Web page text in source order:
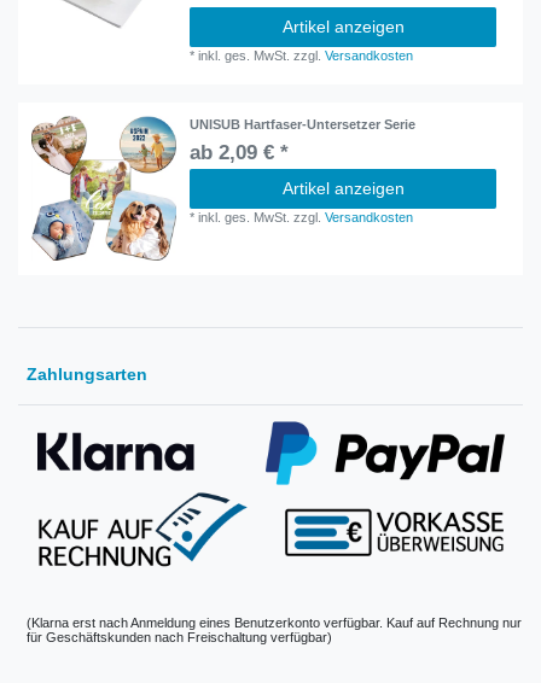
Artikel anzeigen
*inkl. ges. MwSt. zzgl.Versandkosten
UNISUB Hartfaser-Untersetzer Serie
ab 2,09 € *
Artikel anzeigen
*inkl. ges. MwSt. zzgl.Versandkosten
Zahlungsarten
(Klarna erst nach Anmeldung eines Benutzerkonto verfügbar. Kauf auf Rechnung nur
für Geschäftskunden nach Freischaltung verfügbar)